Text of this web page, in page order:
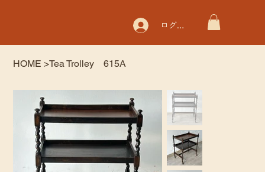
ログイン
HOME >Tea Trolley 615A